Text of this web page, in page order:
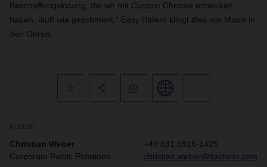
Beschaffungslösung, die wir mit Custom Chrome entwickelt
haben, läuft wie geschmiert.“ Easy Ridern klingt dies wie Musik in
den Ohren.
Kontakt
Christian Weber
Corporate Public Relations
+49 831 5916-1425
christian.weber@dachser.com